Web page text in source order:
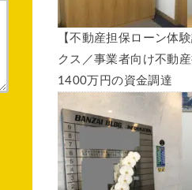
【不動産担保ローン体
クス／事業者向け不動
1400万円の資金調達